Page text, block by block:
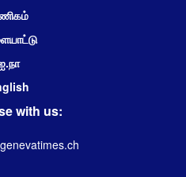
with us: